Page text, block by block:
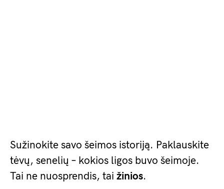
Sužinokite savo šeimos istoriją. Paklauskite
tėvų, senelių – kokios ligos buvo šeimoje.
Tai ne nuosprendis, tai žinios.